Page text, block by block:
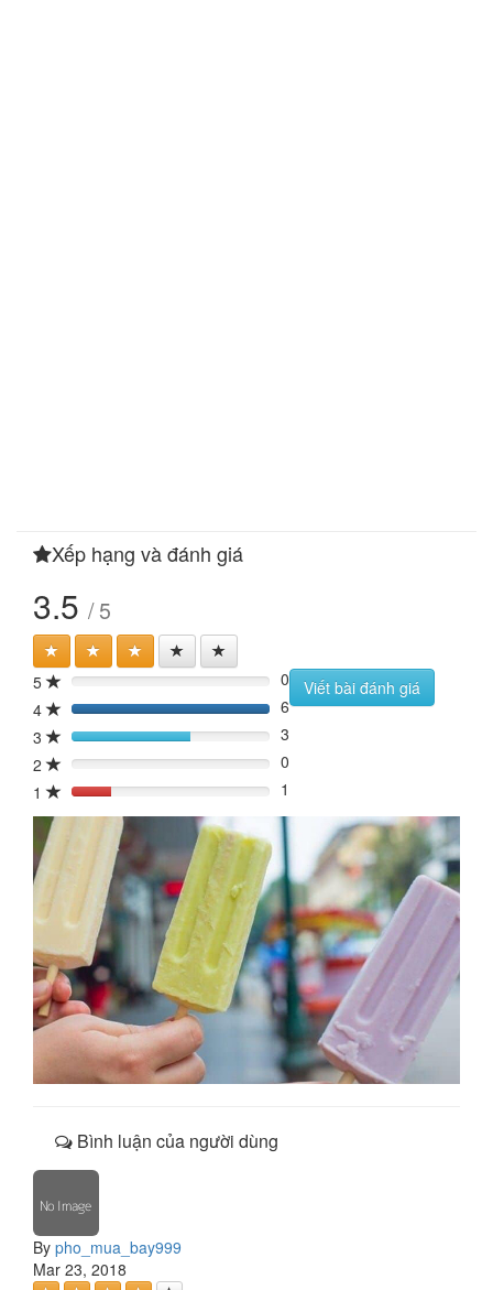
Xếp hạng và đánh giá
3.5 / 5
5 0%
0
4
120%
6
3
60%
3
2
0%
0
1
20% 1
Viết bài đánh giá
Bình luận của người dùng
By pho_mua_bay999
Mar 23, 2018